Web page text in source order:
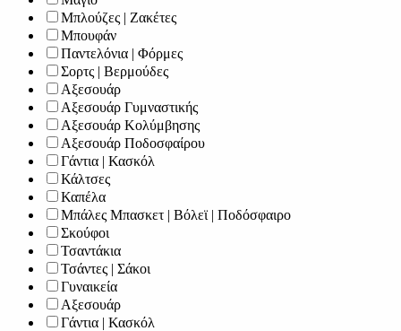
Μπλούζες | Ζακέτες
Μπουφάν
Παντελόνια | Φόρμες
Σορτς | Βερμούδες
Αξεσουάρ
Αξεσουάρ Γυμναστικής
Αξεσουάρ Κολύμβησης
Αξεσουάρ Ποδοσφαίρου
Γάντια | Κασκόλ
Κάλτσες
Καπέλα
Μπάλες Μπασκετ | Βόλεϊ | Ποδόσφαιρο
Σκούφοι
Τσαντάκια
Τσάντες | Σάκοι
Γυναικεία
Αξεσουάρ
Γάντια | Κασκόλ